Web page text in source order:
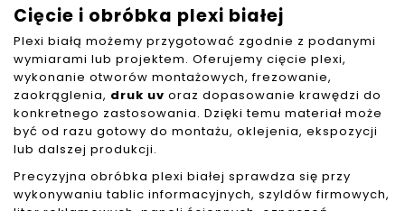
Cięcie i obróbka plexi białej
Plexi białą możemy przygotować zgodnie z podanymi
wymiarami lub projektem. Oferujemy cięcie plexi,
wykonanie otworów montażowych, frezowanie,
zaokrąglenia, druk uv oraz dopasowanie krawędzi do
konkretnego zastosowania. Dzięki temu materiał może
być od razu gotowy do montażu, oklejenia, ekspozycji
lub dalszej produkcji.
Precyzyjna obróbka plexi białej sprawdza się przy
wykonywaniu tablic informacyjnych, szyldów firmowych,